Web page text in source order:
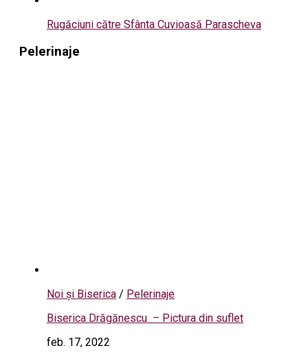
Rugăciuni către Sfânta Cuvioasă Parascheva
Pelerinaje
Noi și Biserica / Pelerinaje
Biserica Drăgănescu – Pictura din suflet
feb. 17, 2022